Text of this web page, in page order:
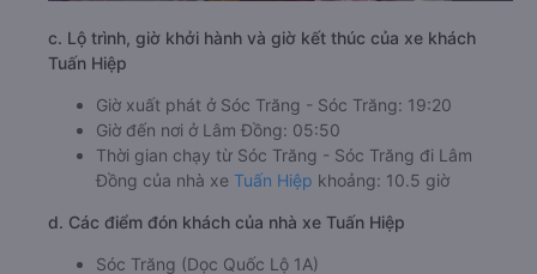
c. Lộ trình, giờ khởi hành và giờ kết thúc của xe khách
Tuấn Hiệp
Giờ xuất phát ở Sóc Trăng - Sóc Trăng: 19:20
Giờ đến nơi ở Lâm Đồng: 05:50
Thời gian chạy từ Sóc Trăng - Sóc Trăng đi Lâm
Đồng của nhà xe Tuấn Hiệp khoảng: 10.5 giờ
d. Các điểm đón khách của nhà xe Tuấn Hiệp
Sóc Trăng (Dọc Quốc Lộ 1A)